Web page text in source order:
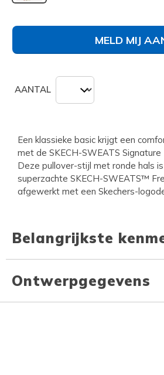
geselecteerd
MELD MIJ
AANTAL
Een klassieke basic krijgt een
met de SKECH-SWEATS Signature
Deze pullover-stijl met ronde hals
superzachte SKECH-SWEATS™
afgewerkt met een Skechers-
Belangrijkste
Ontwerpgegevens